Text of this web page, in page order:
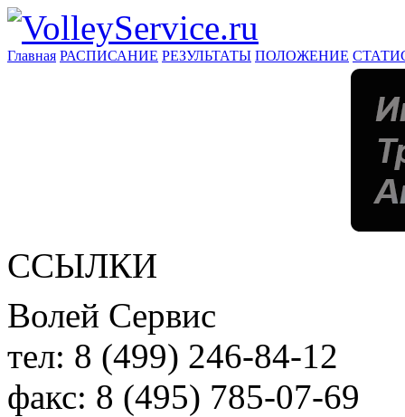
Главная РАСПИСАНИЕ РЕЗУЛЬТАТЫ ПОЛОЖЕНИЕ
ССЫЛКИ
Волей Сервис
тел: 8 (499) 246-84-12
факс: 8 (495) 785-07-69